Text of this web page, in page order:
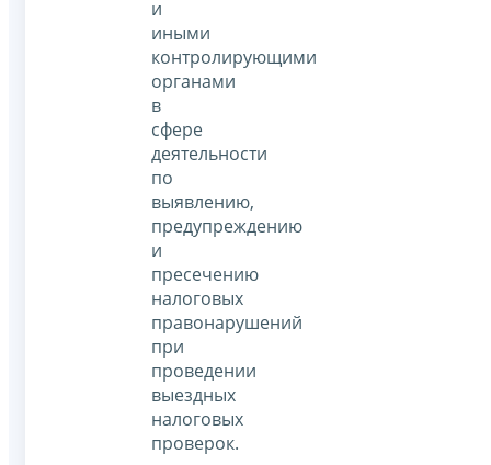
и
иными
контролирующими
органами
в
сфере
деятельности
по
выявлению,
предупреждению
и
пресечению
налоговых
правонарушений
при
проведении
выездных
налоговых
проверок.